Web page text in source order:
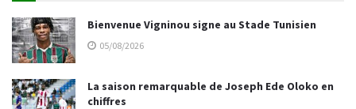
Bienvenue Vigninou signe au Stade Tunisien
05/08/2026
La saison remarquable de Joseph Ede Oloko en
chiffres